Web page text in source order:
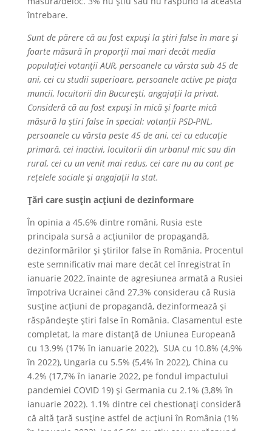
întrebare.
Sunt de părere că au fost expuși la știri false în mare și
foarte măsură în proporții mai mari decât media
populației votanții AUR, persoanele cu vârsta sub 45 de
ani, cei cu studii superioare, persoanele active pe piața
muncii, locuitorii din București, angajații la privat.
Consideră că au fost expuși în mică și foarte mică
măsură la știri false în special: votanții PSD-PNL,
persoanele cu vârsta peste 45 de ani, cei cu educație
primară, cei inactivi, locuitorii din urbanul mic sau din
rural, cei cu un venit mai redus, cei care nu au cont pe
rețelele sociale și angajații la stat.
Țări care susțin acțiuni de dezinformare
În opinia a 45.6% dintre români, Rusia este
principala sursă a acțiunilor de propagandă,
dezinformărilor și știrilor false în România. Procentul
este semnificativ mai mare decât cel înregistrat în
ianuarie 2022, înainte de agresiunea armată a Rusiei
împotriva Ucrainei când 27,3% considerau că Rusia
susține acțiuni de propagandă, dezinformează și
răspândește știri false în România. Clasamentul este
completat, la mare distanță de Uniunea Europeană
cu 13.9% (17% în ianuarie 2022), SUA cu 10.8% (4,9%
în 2022), Ungaria cu 5.5% (5,4% în 2022), China cu
4.2% (17,7% în ianarie 2022, pe fondul impactului
pandemiei COVID 19) și Germania cu 2.1% (3,8% în
ianuarie 2022). 1.1% dintre cei chestionați consideră
că altă țară susține astfel de acțiuni în România (1%